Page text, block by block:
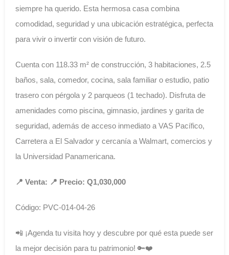
siempre ha querido. Esta hermosa casa combina
comodidad, seguridad y una ubicación estratégica, perfecta
para vivir o invertir con visión de futuro.
Cuenta con 118.33 m² de construcción, 3 habitaciones, 2.5
baños, sala, comedor, cocina, sala familiar o estudio, patio
trasero con pérgola y 2 parqueos (1 techado). Disfruta de
amenidades como piscina, gimnasio, jardines y garita de
seguridad, además de acceso inmediato a VAS Pacífico,
Carretera a El Salvador y cercanía a Walmart, comercios y
la Universidad Panamericana.
📍 Venta: 📍 Precio: Q1,030,000
Código: PVC-014-04-26
📲 ¡Agenda tu visita hoy y descubre por qué esta puede ser
la mejor decisión para tu patrimonio! 🔑❤️